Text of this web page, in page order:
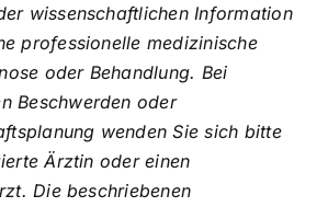
wissenschaftlichen Information
professionelle medizinische
oder Behandlung. Bei
Beschwerden oder
wenden Sie sich bitte
Ärztin oder einen
Die beschriebenen